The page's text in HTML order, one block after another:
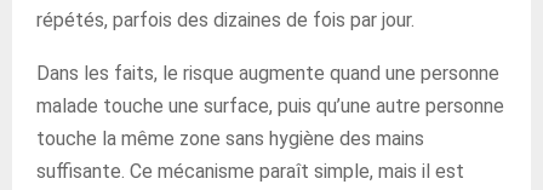
répétés, parfois des dizaines de fois par jour.
Dans les faits, le risque augmente quand une personne
malade touche une surface, puis qu’une autre personne
touche la même zone sans hygiène des mains
suffisante. Ce mécanisme paraît simple, mais il est